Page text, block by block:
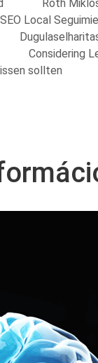
Roth
SEO Local
Considering
sollten